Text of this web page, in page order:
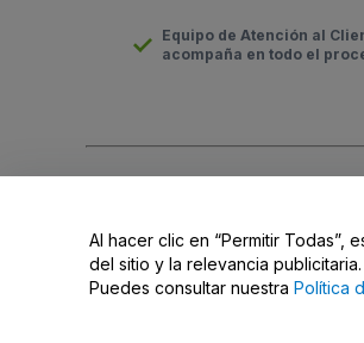
Equipo de Atención al
acompaña en todo el
No compartir mi información personal
Al hacer clic en “Permitir Todas”,
del sitio y la relevancia
Puedes consultar nuestra Política